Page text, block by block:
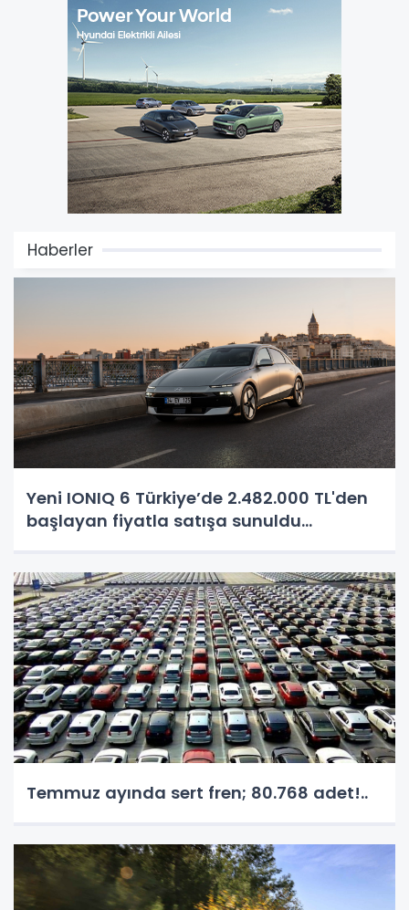
Haberler
Yeni IONIQ 6 Türkiye’de 2.482.000 TL'den
başlayan fiyatla satışa sunuldu...
Temmuz ayında sert fren; 80.768 adet!..